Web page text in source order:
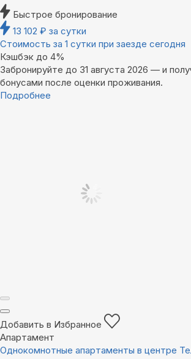
Быстрое бронирование
13 102 ₽ за сутки
Стоимость за 1 сутки при заезде сегодня
Кэшбэк до 4%
Забронируйте до 31 августа 2026 — и
бонусами после оценки проживания.
Подробнее
Добавить в Избранное
Апартамент
Однокомнотные апартаменты в центре